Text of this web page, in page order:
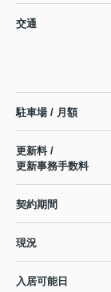
交通
駐車場 / 月額
更新料 /
更新事務手数料
契約期間
現況
入居可能日